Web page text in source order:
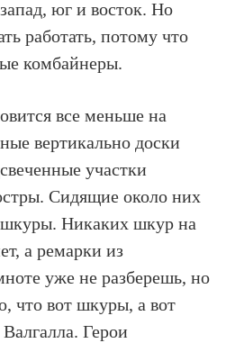
юг и восток. Но
работать, потому что
комбайнеры.
все меньше на
вертикально доски
участки
Сидящие около них
Никаких шкур на
а ремарки из
уже не разберешь, но
что вот шкуры, а вот
Герои